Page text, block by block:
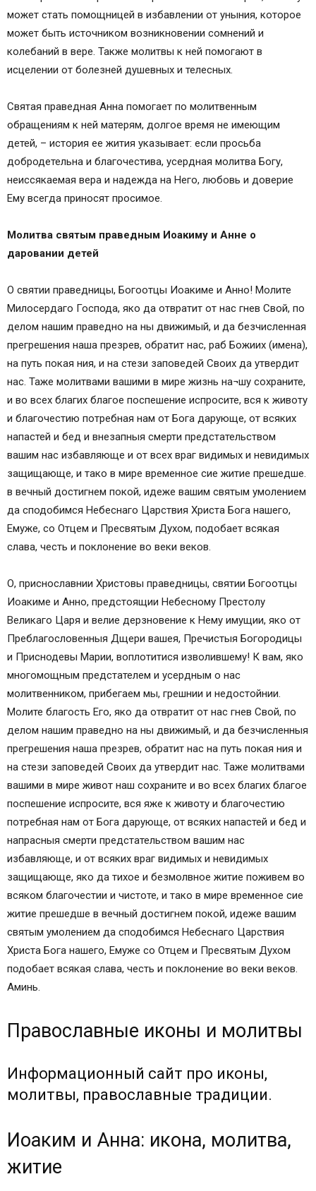
Тропарь праведной Анны
Тропарь святых праведных Богоотец Иоакима
и Анны
Тропарь Зачатия праведной Анны
Кондак святых праведных Богоотец Иоакима и
Анны
Кондак Зачатия праведной Анны
Молитва святым праведным Иоакиму и Анне
Молитва вторая святым праведным Иоакиму и
Анне
Канон успению святой праведной Анны, матери
Пресвятой Богородицы
Кондак, глас 2
Акафист святым праведным богоотцам
Иоакиму и Анне
Случайный тест
Цитата дня
может стать помощницей в избавлении от уныния, которое
может быть источником возникновении сомнений и
колебаний в вере. Также молитвы к ней помогают в
исцелении от болезней душевных и телесных.
Святая праведная Анна помогает по молитвенным
обращениям к ней матерям, долгое время не имеющим
детей, – история ее жития указывает: если просьба
добродетельна и благочестива, усердная молитва Богу,
неиссякаемая вера и надежда на Него, любовь и доверие
Ему всегда приносят просимое.
Молитва святым праведным Иоакиму и Анне о
даровании детей
О святии праведницы, Богоотцы Иоакиме и Анно! Молите
Милосердаго Господа, яко да отвратит от нас гнев Свой, по
делом нашим праведно на ны движимый, и да безчисленная
прегрешения наша презрев, обратит нас, раб Божиих (имена),
на путь покая ния, и на стези заповедей Своих да утвердит
нас. Таже молитвами вашими в мире жизнь на¬шу сохраните,
и во всех благих благое поспешение испросите, вся к животу
и благочестию потребная нам от Бога дарующе, от всяких
напастей и бед и внезапныя смерти предстательством
вашим нас избавляюще и от всех враг видимых и невидимых
защищающе, и тако в мире временное сие житие прешедше.
в вечный достигнем покой, идеже вашим святым умолением
да сподобимся Небеснаго Царствия Христа Бога нашего,
Емуже, со Отцем и Пресвятым Духом, подобает всякая
слава, честь и поклонение во веки веков.
О, приснославнии Христовы праведницы, святии Богоотцы
Иоакиме и Анно, предстоящии Небесному Престолу
Великаго Царя и велие дерзновение к Нему имущии, яко от
Преблагословенныя Дщери вашея, Пречистыя Богородицы
и Приснодевы Марии, воплотитися изволившему! К вам, яко
многомощным предстателем и усердным о нас
молитвенником, прибегаем мы, грешнии и недостойнии.
Молите благость Его, яко да отвратит от нас гнев Свой, по
делом нашим праведно на ны движимый, и да безчисленныя
прегрешения наша презрев, обратит нас на путь покая ния и
на стези заповедей Своих да утвердит нас. Таже молитвами
вашими в мире живот наш сохраните и во всех благих благое
поспешение испросите, вся яже к животу и благочестию
потребная нам от Бога дарующе, от всяких напастей и бед и
напрасныя смерти предстательством вашим нас
избавляюще, и от всяких враг видимых и невидимых
защищающе, яко да тихое и безмолвное житие поживем во
всяком благочестии и чистоте, и тако в мире временное сие
житие прешедше в вечный достигнем покой, идеже вашим
святым умолением да сподобимся Небеснаго Царствия
Христа Бога нашего, Емуже со Отцем и Пресвятым Духом
подобает всякая слава, честь и поклонение во веки веков.
Аминь.
Православные иконы и молитвы
Информационный сайт про иконы,
молитвы, православные традиции.
Иоаким и Анна: икона, молитва,
житие